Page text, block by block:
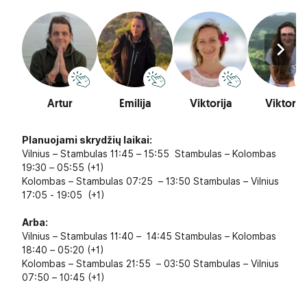
Artur Emilija Viktorija Viktorija
Planuojami skrydžių laikai:
Vilnius – Stambulas 11:45 – 15:55 Stambulas – Kolombas
19:30 – 05:55 (+1)
Kolombas – Stambulas 07:25 – 13:50 Stambulas – Vilnius
17:05 - 19:05 (+1)
Arba:
Vilnius – Stambulas 11:40 – 14:45 Stambulas – Kolombas
18:40 – 05:20 (+1)
Kolombas – Stambulas 21:55 – 03:50 Stambulas – Vilnius
07:50 – 10:45 (+1)